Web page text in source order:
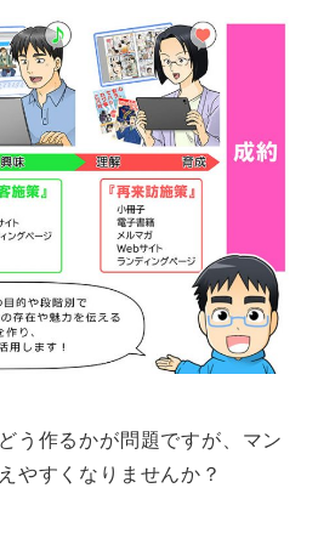
う作るかが問題ですが、マン
やすくなりませんか？